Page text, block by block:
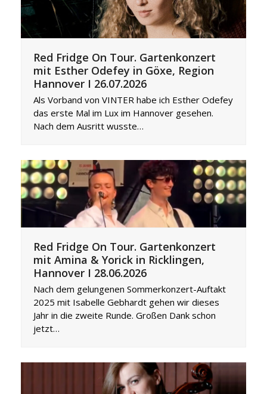
Red Fridge On Tour. Gartenkonzert
mit Esther Odefey in Göxe, Region
Hannover I 26.07.2026
Als Vorband von VINTER habe ich Esther Odefey
das erste Mal im Lux im Hannover gesehen.
Nach dem Ausritt wusste…
Red Fridge On Tour. Gartenkonzert
mit Amina & Yorick in Ricklingen,
Hannover I 28.06.2026
Nach dem gelungenen Sommerkonzert-Auftakt
2025 mit Isabelle Gebhardt gehen wir dieses
Jahr in die zweite Runde. Großen Dank schon
jetzt…